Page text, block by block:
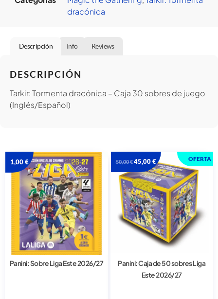
dracónica
Descripción Info Reviews
DESCRIPCIÓN
Tarkir: Tormenta dracónica – Caja 30 sobres de juego
(Inglés/Español)
1,00€
Panini: Sobre Liga Este 2026/27
OFERTA
50,00€45,00€
Panini: Caja de 50 sobres Liga
Este 2026/27